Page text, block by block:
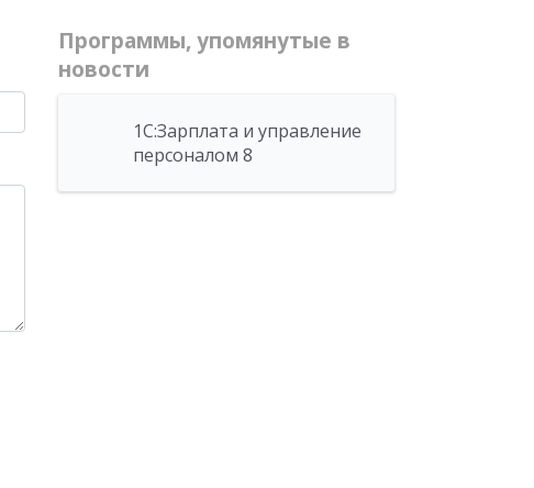
Программы, упомянутые в
новости
1С:Зарплата и управление
персоналом 8